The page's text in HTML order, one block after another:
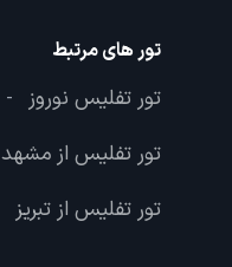
تور های مرتبط
تور تفلیس نوروز -
تور تفلیس از مشهد
تور تفلیس از تبریز